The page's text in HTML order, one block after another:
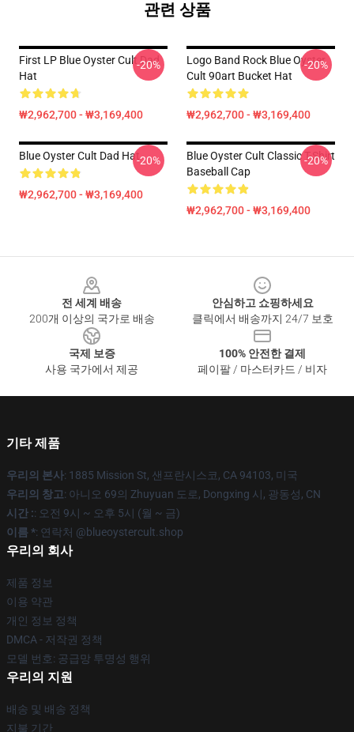
관련 상품
First LP Blue Oyster Cult Dad
Hat
₩2,962,700 - ₩3,169,400
-20%
Logo Band Rock Blue Oyster
Cult 90art Bucket Hat
₩2,962,700 - ₩3,169,400
-20%
Blue Oyster Cult Dad Hat
₩2,962,700 - ₩3,169,400
-20%
Blue Oyster Cult Classic T-Shirt
Baseball Cap
₩2,962,700 - ₩3,169,400
-20%
전 세계 배송
200개 이상의 국가로 배송
안심하고 쇼핑하세요
클릭에서 배송까지 24/7 보호
국제 보증
사용 국가에서 제공
100% 안전한 결제
페이팔 / 마스터카드 / 비자
기타 제품
우리의 본사: 1885 Mission St, 샌프란시스코, CA 94103, 미국
우리의 창고: 아니오 69의 Zhuyuan 도로, Dongxing 시, 광동성, CN
시간 :: 오전 9시 ~ 오후 5시 (월 ~ 금)
이름 *: 연락처 @blueoystercult.shop
우리의 회사
제품 정보
이용 약관
개인 정보 정책
DMCA - 저작권 정책
모델 번호: 공급망 투명성 행위
우리의 지원
배송 및 배송 정책
지불 기간